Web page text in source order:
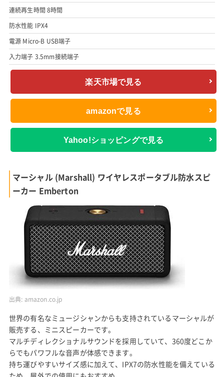
連続再生時間 8時間
防水性能 IPX4
電源 Micro-B USB端子
入力端子 3.5mm接続端子
楽天市場で見る
amazonで見る
Yahoo!ショッピングで見る
マーシャル (Marshall) ワイヤレスポータブル防水スピ
ーカー Emberton
出典: amazon.co.jp
世界の有名なミュージシャンからも支持されているマーシャルが
販売する、ミニスピーカーです。
マルチディレクショナルサウンドを採用していて、360度どこか
らでもパワフルな音声が体感できます。
持ち運びやすいサイズ感に加えて、IPX7の防水性能を備えている